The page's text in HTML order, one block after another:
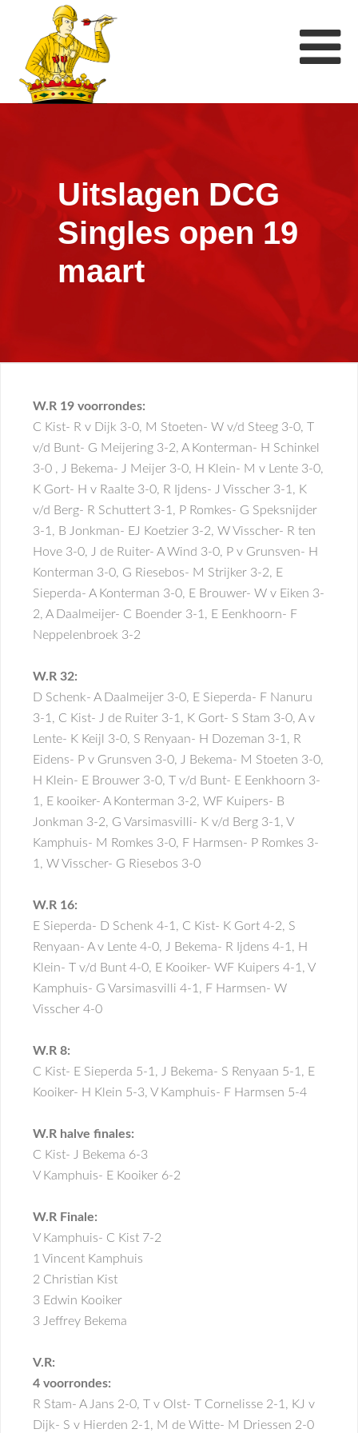
Uitslagen DCG
Singles open 19
maart
W.R 19 voorrondes:
C Kist- R v Dijk 3-0, M Stoeten- W v/d Steeg 3-0, T
v/d Bunt- G Meijering 3-2, A Konterman- H Schinkel
3-0 , J Bekema- J Meijer 3-0, H Klein- M v Lente 3-0,
K Gort- H v Raalte 3-0, R Ijdens- J Visscher 3-1, K
v/d Berg- R Schuttert 3-1, P Romkes- G Speksnijder
3-1, B Jonkman- EJ Koetzier 3-2, W Visscher- R ten
Hove 3-0, J de Ruiter- A Wind 3-0, P v Grunsven- H
Konterman 3-0, G Riesebos- M Strijker 3-2, E
Sieperda- A Konterman 3-0, E Brouwer- W v Eiken 3-
2, A Daalmeijer- C Boender 3-1, E Eenkhoorn- F
Neppelenbroek 3-2
W.R 32:
D Schenk- A Daalmeijer 3-0, E Sieperda- F Nanuru
3-1, C Kist- J de Ruiter 3-1, K Gort- S Stam 3-0, A v
Lente- K Keijl 3-0, S Renyaan- H Dozeman 3-1, R
Eidens- P v Grunsven 3-0, J Bekema- M Stoeten 3-0,
H Klein- E Brouwer 3-0, T v/d Bunt- E Eenkhoorn 3-
1, E kooiker- A Konterman 3-2, WF Kuipers- B
Jonkman 3-2, G Varsimasvilli- K v/d Berg 3-1, V
Kamphuis- M Romkes 3-0, F Harmsen- P Romkes 3-
1, W Visscher- G Riesebos 3-0
W.R 16:
E Sieperda- D Schenk 4-1, C Kist- K Gort 4-2, S
Renyaan- A v Lente 4-0, J Bekema- R Ijdens 4-1, H
Klein- T v/d Bunt 4-0, E Kooiker- WF Kuipers 4-1, V
Kamphuis- G Varsimasvilli 4-1, F Harmsen- W
Visscher 4-0
W.R 8:
C Kist- E Sieperda 5-1, J Bekema- S Renyaan 5-1, E
Kooiker- H Klein 5-3, V Kamphuis- F Harmsen 5-4
W.R halve finales:
C Kist- J Bekema 6-3
V Kamphuis- E Kooiker 6-2
W.R Finale:
V Kamphuis- C Kist 7-2
1 Vincent Kamphuis
2 Christian Kist
3 Edwin Kooiker
3 Jeffrey Bekema
V.R:
4 voorrondes:
R Stam- A Jans 2-0, T v Olst- T Cornelisse 2-1, KJ v
Dijk- S v Hierden 2-1, M de Witte- M Driessen 2-0